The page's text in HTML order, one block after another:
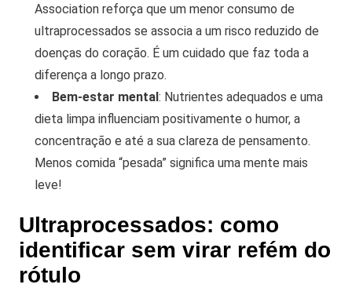
Association reforça que um menor consumo de
ultraprocessados se associa a um risco reduzido de
doenças do coração. É um cuidado que faz toda a
diferença a longo prazo.
Bem-estar mental: Nutrientes adequados e uma
dieta limpa influenciam positivamente o humor, a
concentração e até a sua clareza de pensamento.
Menos comida “pesada” significa uma mente mais
leve!
Ultraprocessados: como
identificar sem virar refém do
rótulo